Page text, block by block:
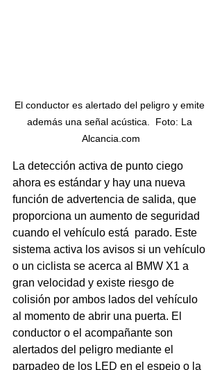
El conductor es alertado del peligro y emite
además una señal acústica.  Foto: La
Alcancia.com
La detección activa de punto ciego
ahora es estándar y hay una nueva
función de advertencia de salida, que
proporciona un aumento de seguridad
cuando el vehículo está  parado. Este
sistema activa los avisos si un vehículo
o un ciclista se acerca al BMW X1 a
gran velocidad y existe riesgo de
colisión por ambos lados del vehículo
al momento de abrir una puerta. El
conductor o el acompañante son
alertados del peligro mediante el
parpadeo de los LED en el espejo o la